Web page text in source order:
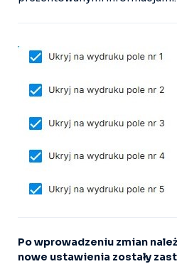
Po wprowadzeniu zmian
nowe ustawienia zostały